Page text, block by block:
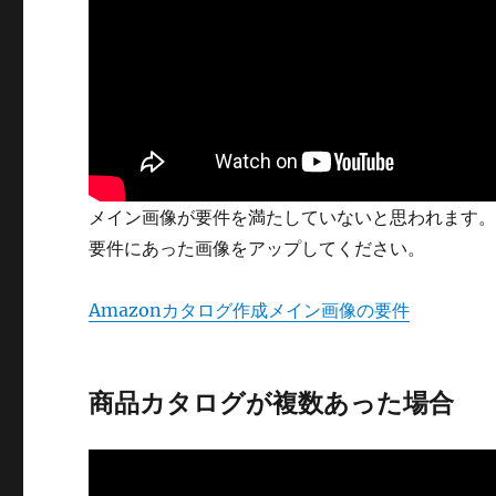
メイン画像が要件を満たしていないと思われます。
要件にあった画像をアップしてください。
Amazonカタログ作成メイン画像の要件
商品カタログが複数あった場合